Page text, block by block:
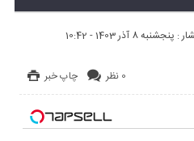
8 آذر 1403 - 10:42
چاپ خبر 0 نظر